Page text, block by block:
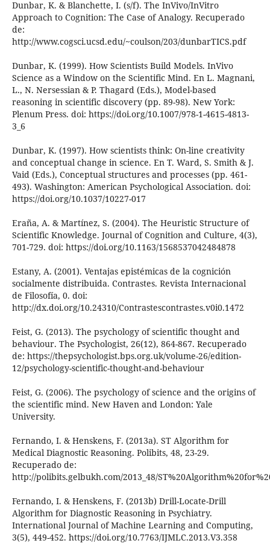
Dunbar, K. & Blanchette, I. (s/f). The InVivo/InVitro
Approach to Cognition: The Case of Analogy. Recuperado
de:
http://www.cogsci.ucsd.edu/~coulson/203/dunbarTICS.pdf
Dunbar, K. (1999). How Scientists Build Models. InVivo
Science as a Window on the Scientific Mind. En L. Magnani,
L., N. Nersessian & P. Thagard (Eds.), Model-based
reasoning in scientific discovery (pp. 89-98). New York:
Plenum Press. doi: https://doi.org/10.1007/978-1-4615-4813-
3_6
Dunbar, K. (1997). How scientists think: On-line creativity
and conceptual change in science. En T. Ward, S. Smith & J.
Vaid (Eds.), Conceptual structures and processes (pp. 461-
493). Washington: American Psychological Association. doi:
https://doi.org/10.1037/10227-017
Eraña, A. & Martínez, S. (2004). The Heuristic Structure of
Scientific Knowledge. Journal of Cognition and Culture, 4(3),
701-729. doi: https://doi.org/10.1163/1568537042484878
Estany, A. (2001). Ventajas epistémicas de la cognición
socialmente distribuida. Contrastes. Revista Internacional
de Filosofía, 0. doi:
http://dx.doi.org/10.24310/Contrastescontrastes.v0i0.1472
Feist, G. (2013). The psychology of scientific thought and
behaviour. The Psychologist, 26(12), 864-867. Recuperado
de: https://thepsychologist.bps.org.uk/volume-26/edition-
12/psychology-scientific-thought-and-behaviour
Feist, G. (2006). The psychology of science and the origins of
the scientific mind. New Haven and London: Yale
University.
Fernando, I. & Henskens, F. (2013a). ST Algorithm for
Medical Diagnostic Reasoning. Polibits, 48, 23-29.
Recuperado de:
http://polibits.gelbukh.com/2013_48/
Fernando, I. & Henskens, F. (2013b) Drill-Locate-Drill
Algorithm for Diagnostic Reasoning in Psychiatry.
International Journal of Machine Learning and Computing,
3(5), 449-452. https://doi.org/10.7763/IJMLC.2013.V3.358